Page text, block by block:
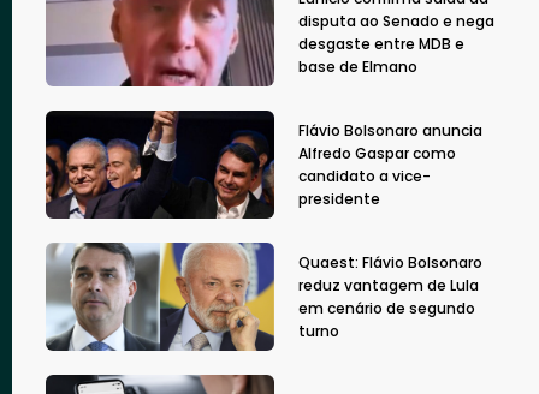
disputa ao Senado e nega
desgaste entre MDB e
base de Elmano
Flávio Bolsonaro anuncia
Alfredo Gaspar como
candidato a vice-
presidente
Quaest: Flávio Bolsonaro
reduz vantagem de Lula
em cenário de segundo
turno